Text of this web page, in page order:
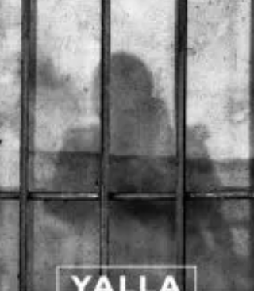
ce changement comme une étape majeure
pour stimuler la concurrence, l’innovation
financière et l’